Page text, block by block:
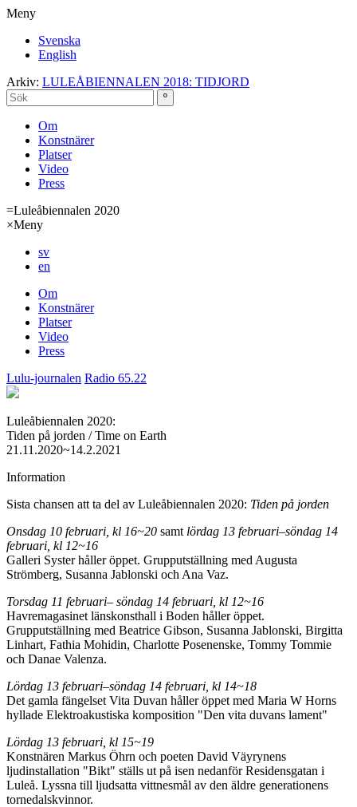
Meny
Svenska
English
Arkiv: LULEÅBIENNALEN 2018: TIDJORD
Om
Konstnärer
Platser
Video
Press
=Luleåbiennalen 2020
×Meny
sv
en
Om
Konstnärer
Platser
Video
Press
Lulu-journalen Radio 65.22
Luleåbiennalen 2020:
Tiden på jorden / Time on Earth
21.11.2020~14.2.2021
Information
Sista chansen att ta del av Luleåbiennalen 2020: Tiden på jorden
Onsdag 10 februari, kl 16~20 samt lördag 13 februari–söndag 14
februari, kl 12~16
Galleri Syster håller öppet. Grupputställning med Augusta
Strömberg, Susanna Jablonski och Ana Vaz.
Torsdag 11 februari– söndag 14 februari, kl 12~16
Havremagasinet länskonsthall i Boden håller öppet.
Grupputställning med Beatrice Gibson, Susanna Jablonski, Birgitta
Linhart, Fathia Mohidin, Charlotte Posenenske, Tommy Tommie
och Danae Valenza.
Lördag 13 februari–söndag 14 februari, kl 14~18
Det gamla fängelset Vita Duvan håller öppet med Maria W Horns
hyllade Elektroakustiska komposition "Den vita duvans lament"
Lördag 13 februari, kl 15~19
Konstnären Markus Öhrn och poeten David Väyrynens
ljudinstallation "Bikt" ställs ut på isen nedanför Residensgatan i
Luleå. Lyssna till ljudsatta vittnesmål av den äldre generationens
tornedalskvinnor.